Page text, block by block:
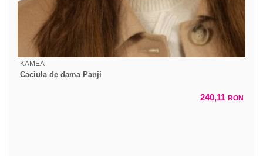
KAMEA
Caciula de dama Panji
240,11 RON